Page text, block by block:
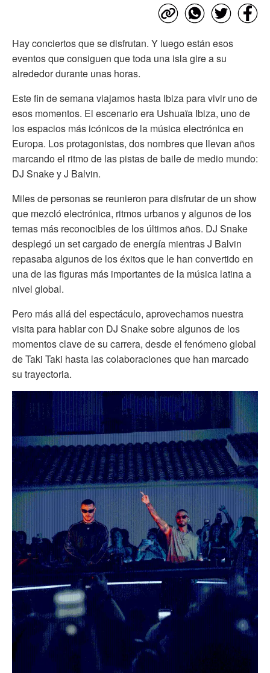
Hay conciertos que se disfrutan. Y luego están esos
eventos que consiguen que toda una isla gire a su
alrededor durante unas horas.
Este fin de semana viajamos hasta Ibiza para vivir uno de
esos momentos. El escenario era Ushuaïa Ibiza, uno de
los espacios más icónicos de la música electrónica en
Europa. Los protagonistas, dos nombres que llevan años
marcando el ritmo de las pistas de baile de medio mundo:
DJ Snake y J Balvin.
Miles de personas se reunieron para disfrutar de un show
que mezcló electrónica, ritmos urbanos y algunos de los
temas más reconocibles de los últimos años. DJ Snake
desplegó un set cargado de energía mientras J Balvin
repasaba algunos de los éxitos que le han convertido en
una de las figuras más importantes de la música latina a
nivel global.
Pero más allá del espectáculo, aprovechamos nuestra
visita para hablar con DJ Snake sobre algunos de los
momentos clave de su carrera, desde el fenómeno global
de Taki Taki hasta las colaboraciones que han marcado
su trayectoria.